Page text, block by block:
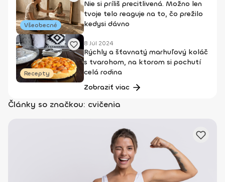
Všeobecné
Nie si príliš precitlivená. Možno len
tvoje telo reaguje na to, čo prežilo
kedysi dávno
Recepty
8 Júl 2024
Rýchly a šťavnatý marhuľový koláč
s tvarohom, na ktorom si pochutí
celá rodina
Zobraziť viac
Články so značkou: cvičenia